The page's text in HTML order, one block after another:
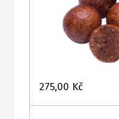
275,00 Kč